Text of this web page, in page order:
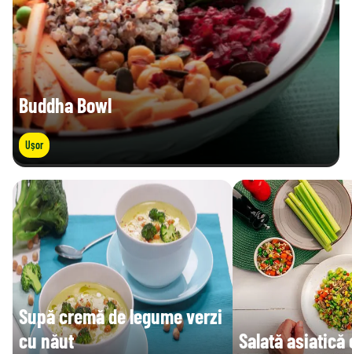
Buddha Bowl
Ușor
Supă cremă de legume verzi
cu năut
Salată asiatică